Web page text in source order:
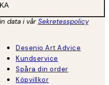
data i vårSekretesspolicy
Desenio Art Advice
Kundservice
Spåra din order
Köpvillkor